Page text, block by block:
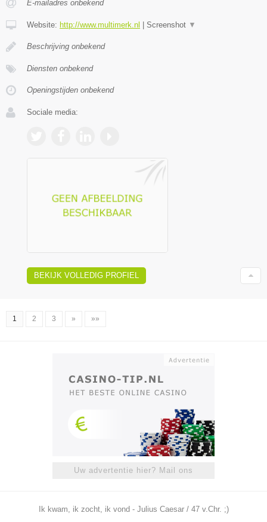
E-mailadres onbekend
Website: http://www.multimerk.nl Screenshot ▼
Beschrijving onbekend
Diensten onbekend
Openingstijden onbekend
Sociale media:
BEKIJK VOLLEDIG PROFIEL
1 2 3 » »»
Uw advertentie hier? Mail ons
Ik kwam, ik zocht, ik vond - Julius Caesar / 47 v.Chr. ;)